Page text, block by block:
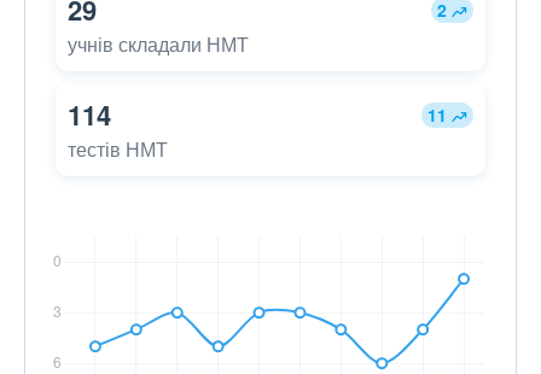
29 2
учнів складали НМТ
114 11
тестів НМТ